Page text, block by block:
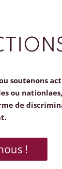
soutenons
ou
de
!